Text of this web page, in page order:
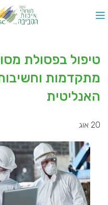
טיפול בפסולת
מתקדמות
האנליטית
20 אוג